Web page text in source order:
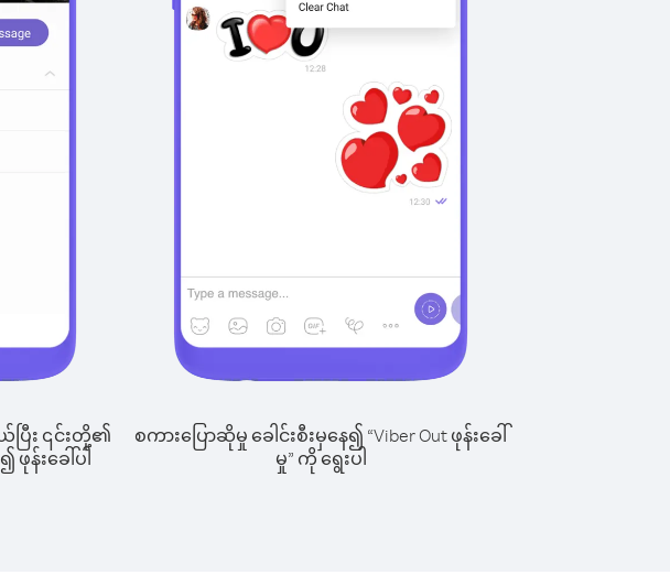
ြီး ၎င်းတို့၏
န်းခေါ်ပါ
စကားပြောဆိုမှု ခေါင်းစီးမှနေ၍ “Viber Out ဖုန်းခေါ်
မှု” ကို ရွေးပါ